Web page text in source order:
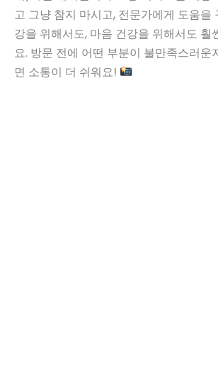
고 그냥 참지 마시고, 전문가에게 도움을
강을 위해서도, 마음 건강을 위해서도 훨
요. 방문 전에 어떤 부분이 불만족스러운
면 소통이 더 쉬워요!